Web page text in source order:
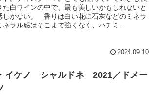
た白ワインの中で、最も美しいかもしれないと
しかない。 香りは白い花に石灰などのミネラ
ネラル感はそこまで強くなく、ハチミ...
2024.09.10
イケノ シャルドネ 2021／ドメー